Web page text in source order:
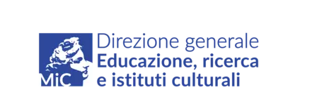
Chi siamo
Cerca